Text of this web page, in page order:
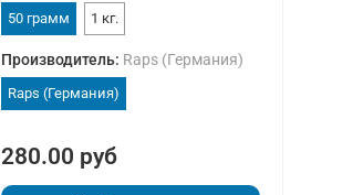
50 грамм 1 кг.
Производитель: Raps (Германия)
Raps (Германия)
280.00 руб